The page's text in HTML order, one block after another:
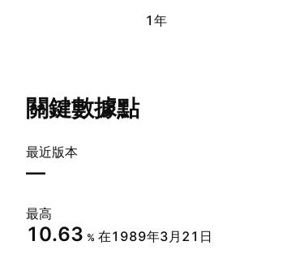
1年
關鍵數據點
最近版本
—
最高
10.63 % 在1989年3月21日